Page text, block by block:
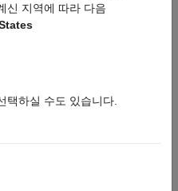
보드
생성 및 배포
for NXP FRDM-KL25Z
패키지에는 NXP FRDM-KL25Z
되어 있습니다.
신 지역에 따라 다음
택하실 수도 있습니다.